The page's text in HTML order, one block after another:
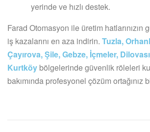
yerinde ve hızlı destek.
Farad Otomasyon ile üretim hatlarınızın
iş kazalarını en aza indirin. Tuzla,
Çayırova, Şile, Gebze, İçmeler,
Kurtköy bölgelerinde güvenlik röleleri
bakımında profesyonel çözüm ortağınız